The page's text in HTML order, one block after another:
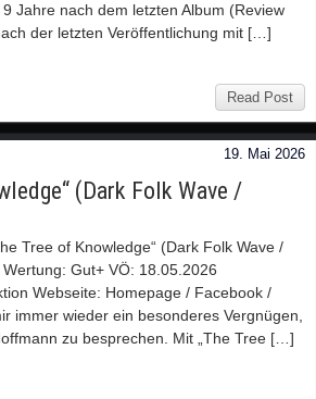
Jahre nach dem letzten Album (Review
der letzten Veröffentlichung mit […]
Read Post
19. Mai 2026
(Dark Folk Wave /
Tree of Knowledge“ (Dark Folk Wave /
Gut+ VÖ: 18.05.2026
Webseite: Homepage / Facebook /
immer wieder ein besonderes Vergnügen,
zu besprechen. Mit „The Tree […]